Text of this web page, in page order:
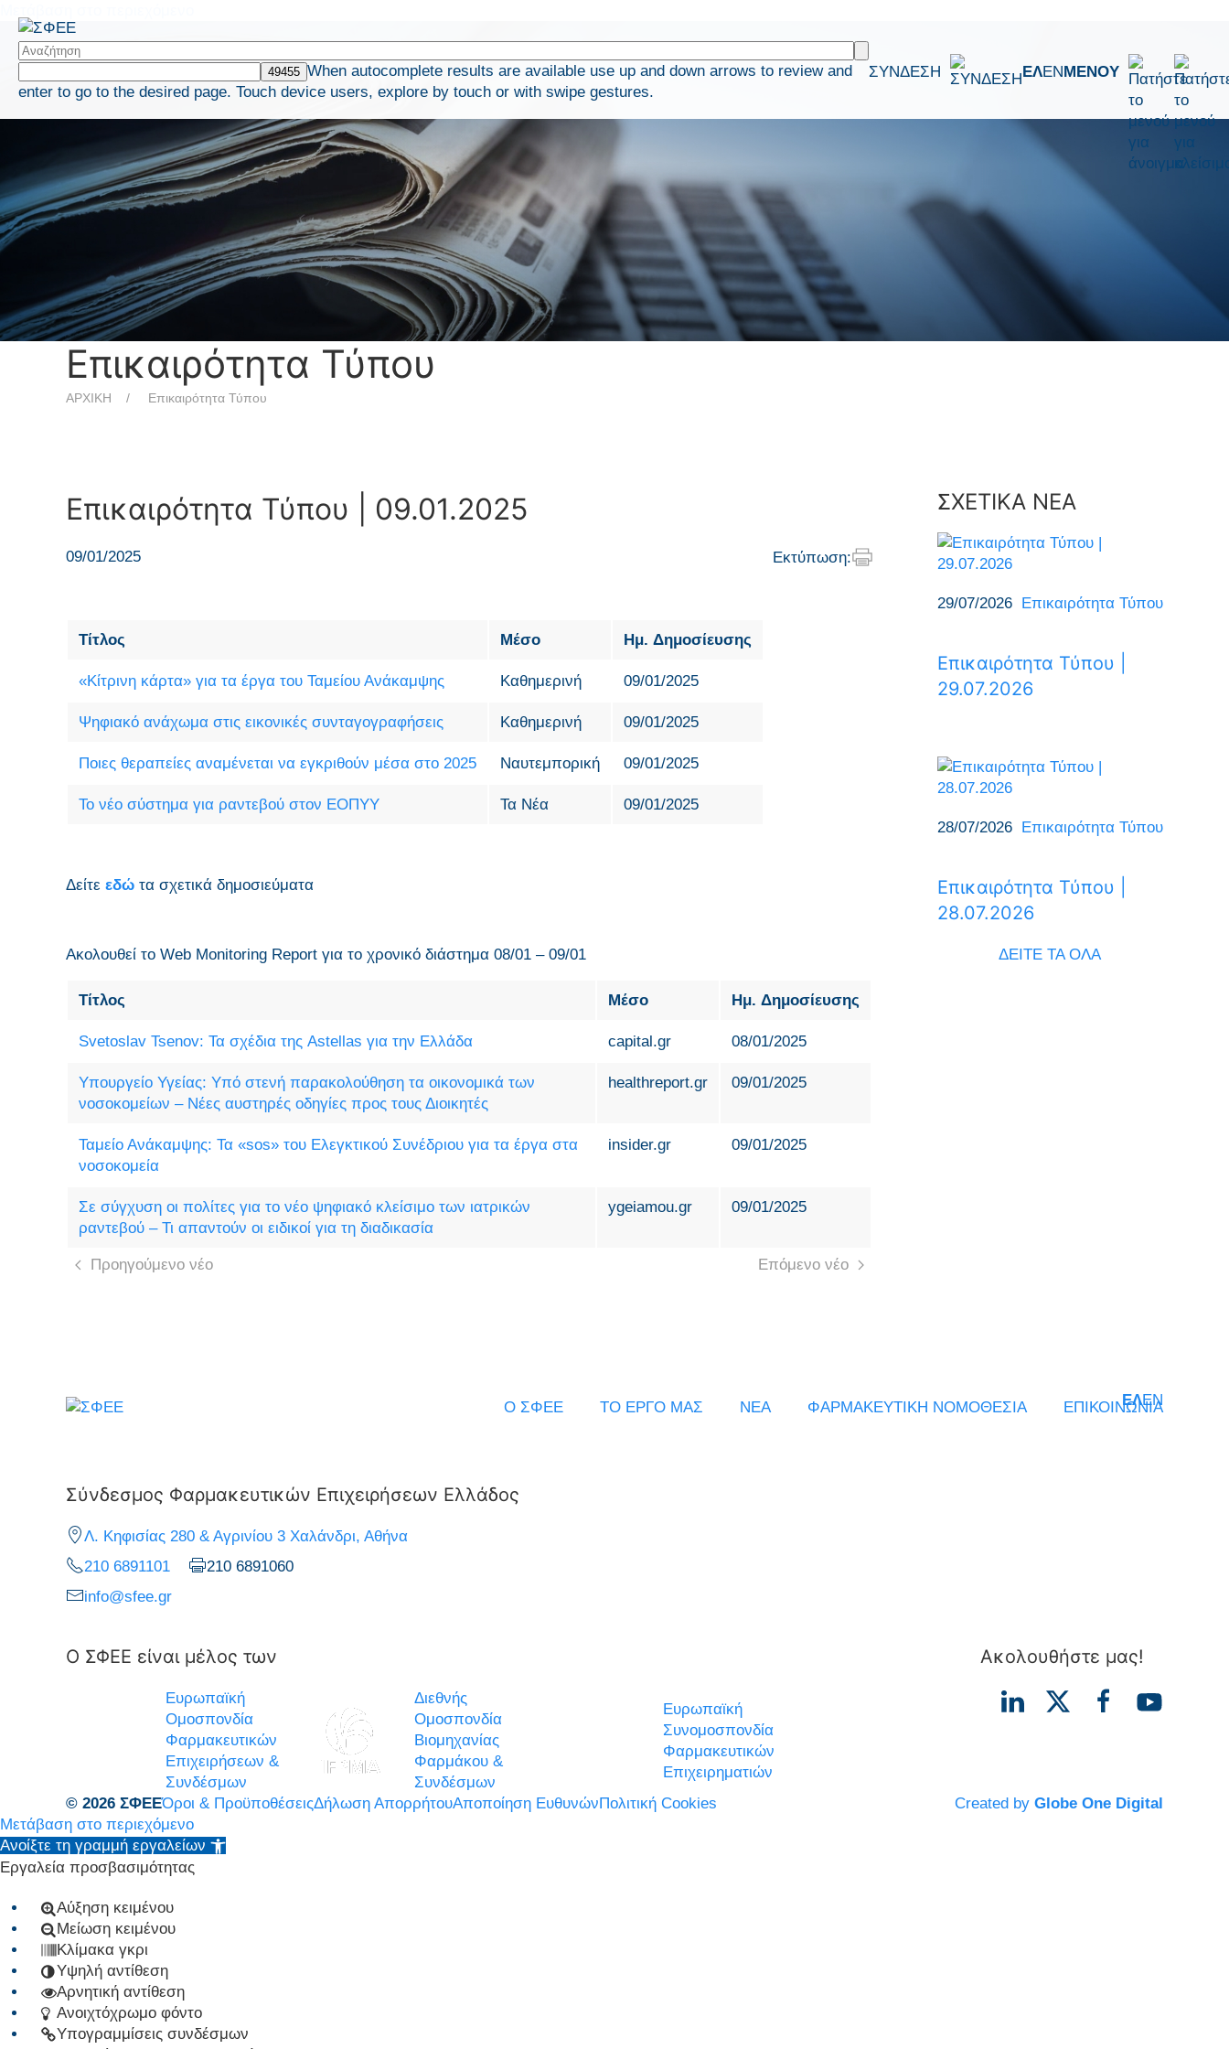
When autocomplete results are available use up and down arrows to review and
enter to go to the desired page. Touch device users, explore by touch or with swipe gestures.
ΣΥΝΔΕΣΗ ΕΛEN ΜΕΝΟΥ
Επικαιρότητα Τύπου
ΑΡΧΙΚΗ Επικαιρότητα Τύπου
Επικαιρότητα Τύπου | 09.01.2025
09/01/2025 Εκτύπωση:
Τίτλος Μέσο Ημ. Δημοσίευσης
«Κίτρινη κάρτα» για τα έργα του Ταμείου Ανάκαμψης Καθημερινή 09/01/2025
Ψηφιακό ανάχωμα στις εικονικές συνταγογραφήσεις Καθημερινή 09/01/2025
Ποιες θεραπείες αναμένεται να εγκριθούν μέσα στο 2025 Ναυτεμπορική 09/01/2025
Το νέο σύστημα για ραντεβού στον ΕΟΠΥΥ Τα Νέα 09/01/2025
Δείτε εδώ τα σχετικά δημοσιεύματα
Ακολουθεί το Web Monitoring Report για τo χρονικό διάστημα 08/01 – 09/01
Τίτλος Μέσο Ημ. Δημοσίευσης
Svetoslav Tsenov: Τα σχέδια της Astellas για την Ελλάδα capital.gr 08/01/2025
Υπουργείο Υγείας: Υπό στενή παρακολούθηση τα οικονομικά των
νοσοκομείων – Νέες αυστηρές οδηγίες προς τους Διοικητές
healthreport.gr 09/01/2025
Ταμείο Ανάκαμψης: Τα «sos» του Ελεγκτικού Συνέδριου για τα έργα στα
νοσοκομεία
insider.gr 09/01/2025
Σε σύγχυση οι πολίτες για το νέο ψηφιακό κλείσιμο των ιατρικών
ραντεβού – Τι απαντούν οι ειδικοί για τη διαδικασία
ygeiamou.gr 09/01/2025
Προηγούμενο νέο Επόμενο νέο
ΣΧΕΤΙΚΑ ΝΕΑ
29/07/2026 Επικαιρότητα Τύπου
Επικαιρότητα Τύπου |
29.07.2026
28/07/2026 Επικαιρότητα Τύπου
Επικαιρότητα Τύπου |
28.07.2026
ΔΕΙΤΕ ΤΑ ΟΛΑ
ΕΛEN
Ο ΣΦΕΕ ΤΟ ΕΡΓΟ ΜΑΣ ΝΕΑ ΦΑΡΜΑΚΕΥΤΙΚΗ ΝΟΜΟΘΕΣΙΑ ΕΠΙΚΟΙΝΩΝΙΑ
Σύνδεσμος Φαρμακευτικών Επιχειρήσεων Ελλάδος
Λ. Κηφισίας 280 & Αγρινίου 3 Χαλάνδρι, Αθήνα
210 6891101
210 6891060
info@sfee.gr
Ο ΣΦΕΕ είναι μέλος των
Ευρωπαϊκή
Ομοσπονδία
Φαρμακευτικών
Επιχειρήσεων &
Συνδέσμων
Διεθνής
Ομοσπονδία
Βιομηχανίας
Φαρμάκου &
Συνδέσμων
Ευρωπαϊκή
Συνομοσπονδία
Φαρμακευτικών
Επιχειρηματιών
Ακολουθήστε μας!
© 2026 ΣΦΕΕΌροι & ΠροϋποθέσειςΔήλωση ΑπορρήτουΑποποίηση ΕυθυνώνΠολιτική Cookies Created by Globe One Digital
Μετάβαση στο περιεχόμενο
Ανοίξτε τη γραμμή εργαλείων
Εργαλεία προσβασιμότητας
Αύξηση κειμένου
Μείωση κειμένου
Κλίμακα γκρι
Υψηλή αντίθεση
Αρνητική αντίθεση
Ανοιχτόχρωμο φόντο
Υπογραμμίσεις συνδέσμων